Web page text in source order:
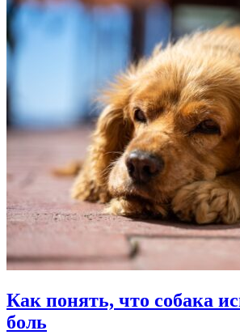
Как понять, что собака
боль